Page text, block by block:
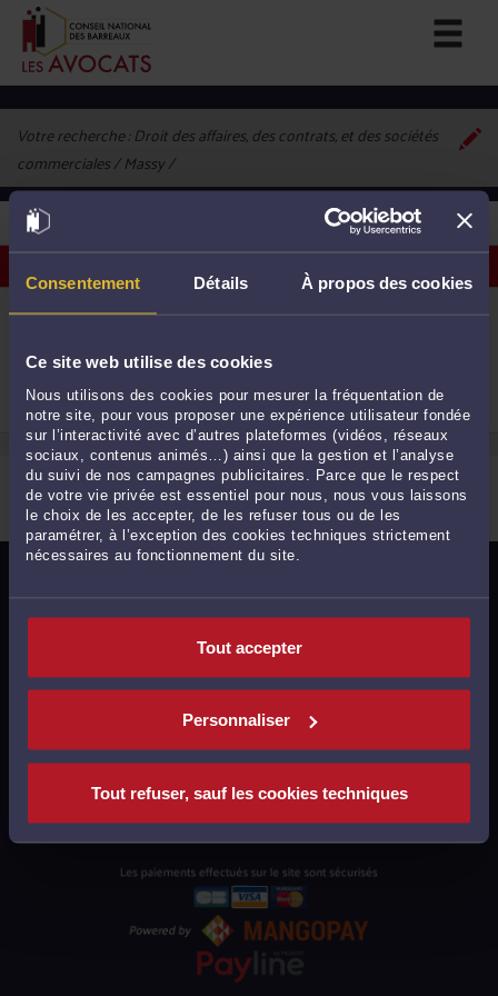
Consentement Détails À propos des cookies
Ce site web utilise des cookies
Nous utilisons des cookies pour mesurer la fréquentation de
notre site, pour vous proposer une expérience utilisateur fondée
sur l’interactivité avec d’autres plateformes (vidéos, réseaux
sociaux, contenus animés…) ainsi que la gestion et l’analyse
du suivi de nos campagnes publicitaires. Parce que le respect
de votre vie privée est essentiel pour nous, nous vous laissons
le choix de les accepter, de les refuser tous ou de les
paramétrer, à l’exception des cookies techniques strictement
nécessaires au fonctionnement du site.
Tout accepter
Personnaliser
Tout refuser, sauf les cookies techniques
Votre recherche :Droit des affaires, des contrats, et des sociétés
commerciales / Massy
avocat correspondant à vos critères
1
ME SANDRINE COHEN
Droit commercial, des affaires et de la concurrence
Droit de la famille, des personnes et de leur
patrimoine
Droit pénal
MENTIONS LÉGALES
POLITIQUE DE CONFIDENTIALITÉ
POLITIQUE DES COOKIES
CGU AVOCATS
CGUV UTILISATEURS
PLAN DU SITE